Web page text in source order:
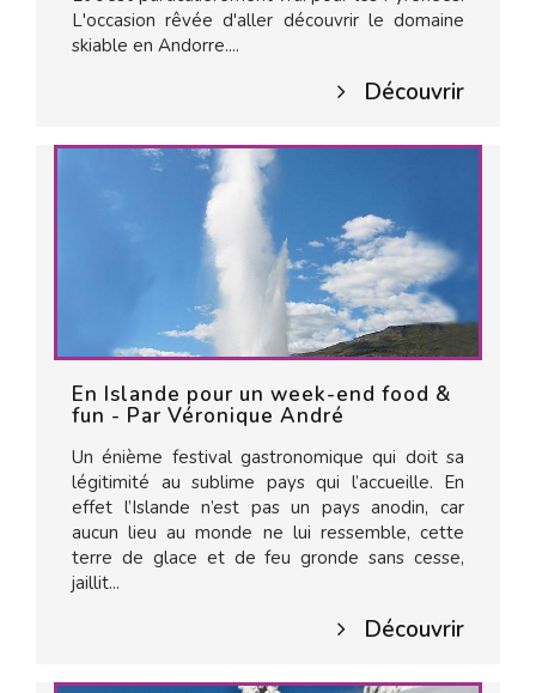
L'occasion rêvée d'aller découvrir le domaine
skiable en Andorre....
Découvrir
En Islande pour un week-end food &
fun - Par Véronique André
Un énième festival gastronomique qui doit sa
légitimité au sublime pays qui l’accueille. En
effet l’Islande n’est pas un pays anodin, car
aucun lieu au monde ne lui ressemble, cette
terre de glace et de feu gronde sans cesse,
jaillit...
Découvrir